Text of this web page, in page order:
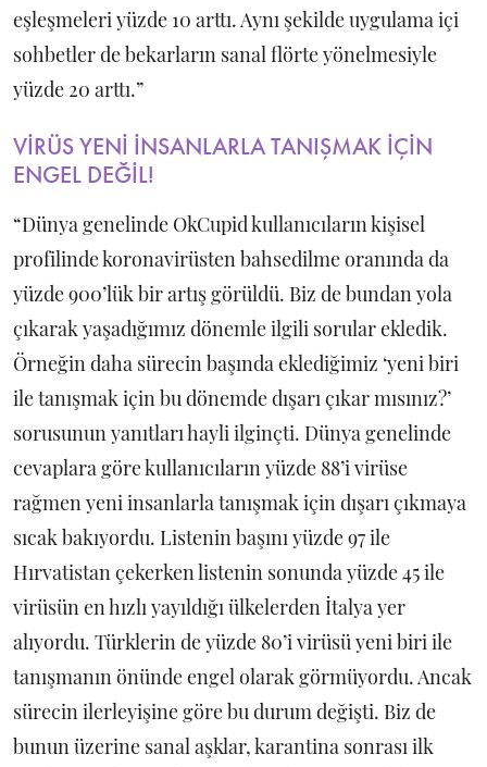
eşleşmeleri yüzde 10 arttı. Aynı şekilde uygulama içi
sohbetler de bekarların sanal flörte yönelmesiyle
yüzde 20 arttı.”
VİRÜS YENİ İNSANLARLA TANIŞMAK İÇİN
ENGEL DEĞİL!
“Dünya genelinde OkCupid kullanıcıların kişisel
profilinde koronavirüsten bahsedilme oranında da
yüzde 900’lük bir artış görüldü. Biz de bundan yola
çıkarak yaşadığımız dönemle ilgili sorular ekledik.
Örneğin daha sürecin başında eklediğimiz ‘yeni biri
ile tanışmak için bu dönemde dışarı çıkar mısınız?’
sorusunun yanıtları hayli ilginçti. Dünya genelinde
cevaplara göre kullanıcıların yüzde 88’i virüse
rağmen yeni insanlarla tanışmak için dışarı çıkmaya
sıcak bakıyordu. Listenin başını yüzde 97 ile
Hırvatistan çekerken listenin sonunda yüzde 45 ile
virüsün en hızlı yayıldığı ülkelerden İtalya yer
alıyordu. Türklerin de yüzde 80’i virüsü yeni biri ile
tanışmanın önünde engel olarak görmüyordu. Ancak
sürecin ilerleyişine göre bu durum değişti. Biz de
bunun üzerine sanal aşklar, karantina sonrası ilk